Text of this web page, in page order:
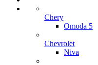
Chery
Omoda 5
Chevrolet
Niva